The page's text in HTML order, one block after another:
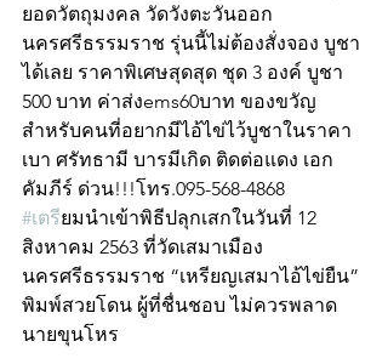
ยอดวัตถุมงคล วัดวังตะวันออก
นครศรีธรรมราช รุ่นนี้ไม่ต้องสั่งจอง บูชา
ได้เลย ราคาพิเศษสุดสุด ชุด 3 องค์ บูชา
500 บาท ค่าส่งems60บาท ของขวัญ
สำหรับคนที่อยากมีไอ้ไข่ไว้บูชาในราคา
เบา ศรัทธามี บารมีเกิด ติดต่อแดง เอก
คัมภีร์ ด่วน!!!โทร.095-568-4868
#เตรียมนำเข้าพิธีปลุกเสกในวันที่ 12
สิงหาคม 2563 ที่วัดเสมาเมือง
นครศรีธรรมราช “เหรียญเสมาไอ้ไข่ยืน”
พิมพ์สวยโดน ผู้ที่ชื่นชอบ ไม่ควรพลาด
นายขุนโหร